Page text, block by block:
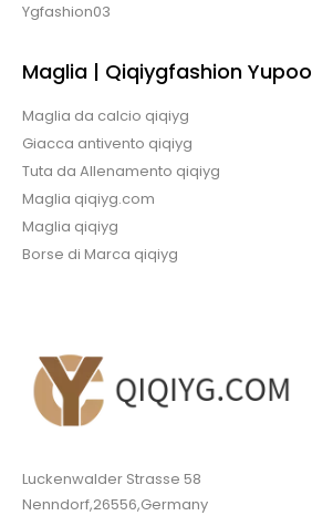
Ygfashion03
Maglia | Qiqiygfashion Yupoo
Maglia da calcio qiqiyg
Giacca antivento qiqiyg
Tuta da Allenamento qiqiyg
Maglia qiqiyg.com
Maglia qiqiyg
Borse di Marca qiqiyg
Luckenwalder Strasse 58
Nenndorf,26556,Germany